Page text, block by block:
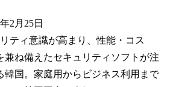
2月25日
ティ意識が高まり、性能・コス
兼ね備えたセキュリティソフトが注
韓国。家庭用からビジネス利用まで